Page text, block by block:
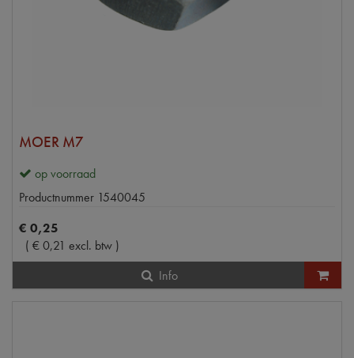
MOER M7
op voorraad
Productnummer 1540045
€ 0,25
( €0,21 excl. btw )
Info